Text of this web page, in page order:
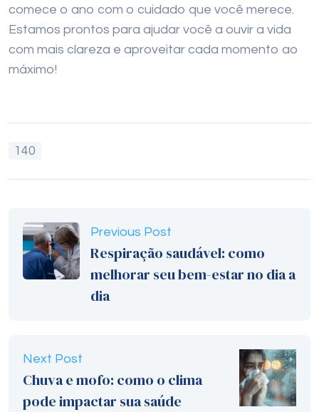
comece o ano com o cuidado que você merece.
Estamos prontos para ajudar você a ouvir a vida
com mais clareza e aproveitar cada momento ao
máximo!
140
Previous Post
Respiração saudável: como
melhorar seu bem-estar no dia a
dia
Next Post
Chuva e mofo: como o clima
pode impactar sua saúde